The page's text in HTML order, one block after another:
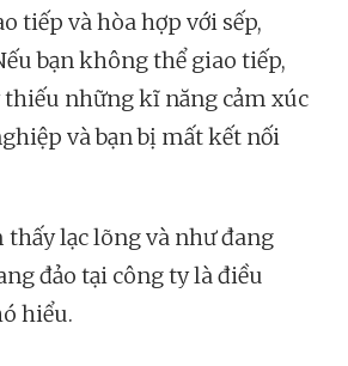
tiếp và hòa hợp với sếp,
bạn không thể giao tiếp,
những kĩ năng cảm xúc
và bạn bị mất kết nối
thấy lạc lõng và như đang
đảo tại công ty là điều
hiểu.